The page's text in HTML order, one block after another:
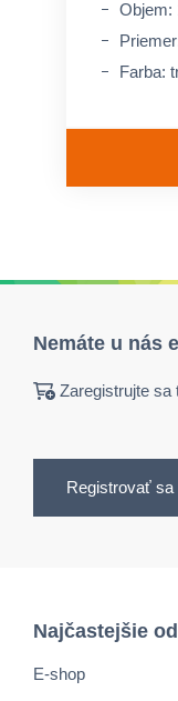
Objem:
Farba:
Nemáte u nás
Zaregistrujte sa
Registrovať sa
Najčastejšie
E-shop